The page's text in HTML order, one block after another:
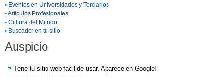
• Eventos en Universidades y Terciarios
•Artículos Profesionales
• Cultura del Mundo
• Buscador en tu sitio
Auspicio
Tene tu sitio web facil de usar. Aparece en Google!